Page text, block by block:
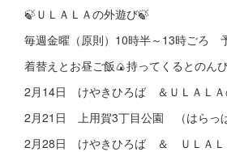
🍃ＵＬＡＬＡの外遊び🍃
毎週金曜（原則）10時半～13時ごろ
着替えとお昼ご飯🍙持ってくるとのん
2月14日 けやきひろば ＆ＵＬＡＬ
2月21日 上用賀3丁目公園 （はらっぱ
2月28日 けやきひろば ＆ ＵＬＡＬ